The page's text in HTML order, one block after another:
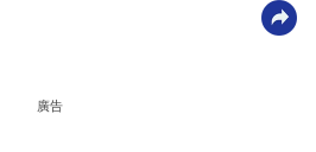
廣告